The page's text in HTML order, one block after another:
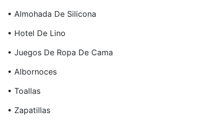
• Almohada De Silicona
• Hotel De Lino
• Juegos De Ropa De Cama
• Albornoces
• Toallas
• Zapatillas